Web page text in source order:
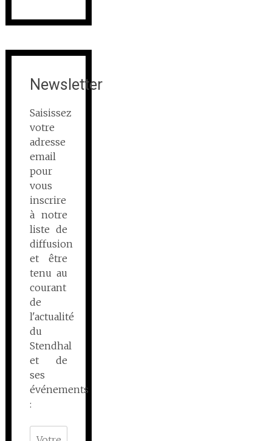
Newsletter
Saisissez
votre
adresse
email
pour
vous
inscrire
à notre
liste de
diffusion
et être
tenu au
courant
de
l'actualité
du
Stendhal
et de
ses
événements
: